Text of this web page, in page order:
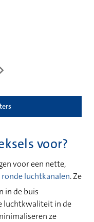
voor?
voor een nette,
ronde luchtkanalen. Ze
in de buis
luchtkwaliteit in de
ze